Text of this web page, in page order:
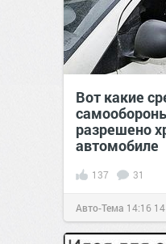
Вот какие
разрешено
автомобиле
137 31
Авто-Тема 14:16